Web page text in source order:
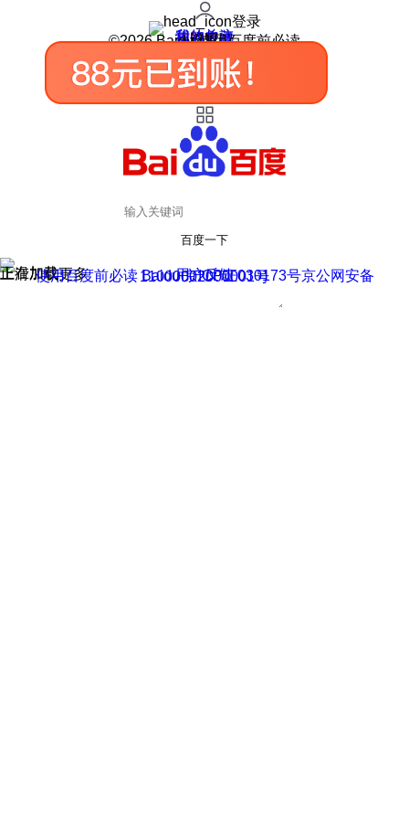
登录
我的关注
我的收藏
皮肤中心
用户反馈
设置
©2026 Baidu 使用百度前必读
百度一下
正在加载
上滑加载更多 用户反馈
使用百度前必读 Baidu 京ICP证030173号
京公网安备11000002000001号